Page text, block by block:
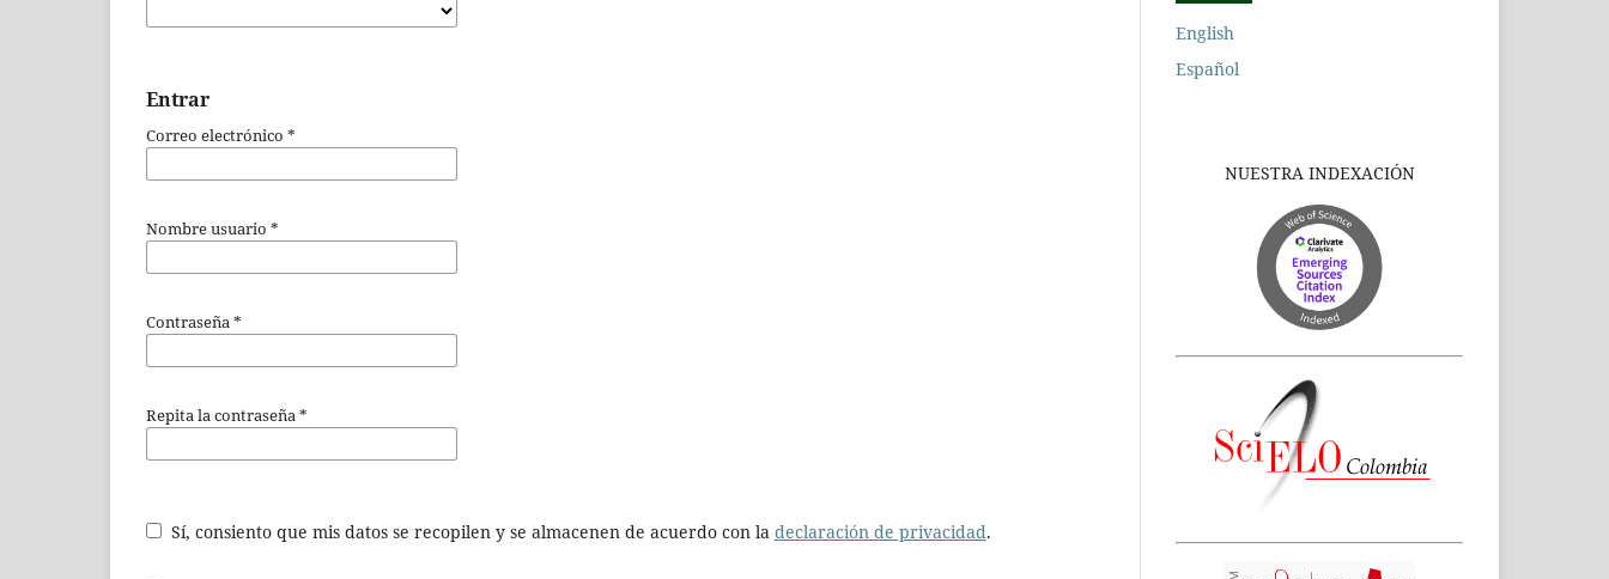
Entrar
Correo electrónico *
Nombre usuario *
Contraseña*
Repita la contraseña*
Sí, consiento que mis datos se recopilen y se almacenen de acuerdo con la declaración de privacidad.
English
Español
NUESTRA INDEXACIÓN